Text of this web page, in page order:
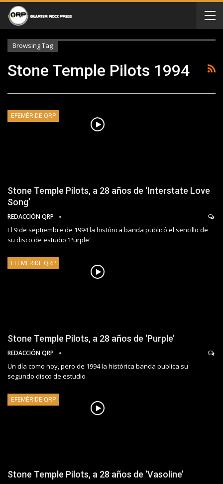
Browsing Tag
Stone Temple Pilots 1994
EFEMÉRIDE QRP
Stone Temple Pilots, a 28 años de ‘Interstate Love
Song’
REDACCIÓN QRP
El 9 de septiembre de 1994 la histórica banda publicó el sencillo de
su disco de estudio 'Purple'
EFEMÉRIDE QRP
Stone Temple Pilots, a 28 años de ‘Purple’
REDACCIÓN QRP
Un día como hoy, pero de 1994 la histórica banda publica su
segundo disco de estudio
EFEMÉRIDE QRP
Stone Temple Pilots, a 28 años de ‘Vasoline’